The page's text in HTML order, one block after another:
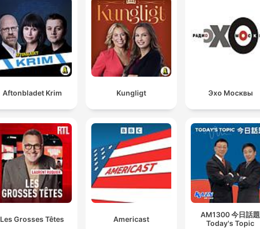
Höjdpunkter
Tout est fabriqué en France, dans une usine qui est
Origine France Garantie, en Vendée, derrière le Puy du
Fou.
00:02:15 · Les fondateurs soulignent l'ancrage local et la qualité
en faut 23 pour se reconcentrer.
00:09:05 · L'interlocuteur illustre la perte de productivité massive
causée par les interruptions sonores en milieu de travail ouvert.
Un acouphène, c'est un bruit fantôme qui n'existe pas
dans l'environnement, mais que toi, you vas entendre.
physiquement de l'acouphène.
Aftonbladet Krim Kungligt Эхо Москвы
Les Grosses Têtes Americast
AM1300 今日話題
Today's Topic